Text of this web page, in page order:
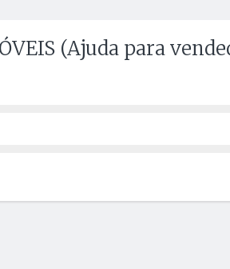
(Ajuda para